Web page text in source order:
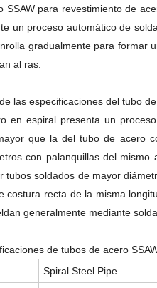
SSAW para revestimiento de
un proceso automático de
gradualmente para formar
al ras.
las especificaciones del tubo
en espiral presenta un
que la del tubo de acero
con palanquillas del
tubos soldados de mayor
costura recta de la misma
generalmente mediante
de tubos de acero
Spiral Steel Pipe